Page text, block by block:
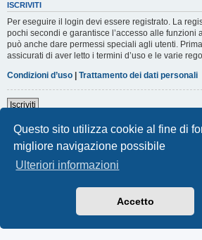
Questo sito utilizza cookie al fine di
migliore navigazione possibile
Ulteriori informazioni
Accetto
ISCRIVITI
Per eseguire il login devi essere registrato. La
pochi secondi e garantisce l’accesso alle funzioni
può anche dare permessi speciali agli utenti.
assicurati di aver letto i termini d’uso e le varie
Condizioni d’uso | Trattamento dei dati personali
Iscriviti
Indice Cancella cookie
Contattaci
Creato daphpBB